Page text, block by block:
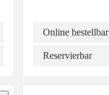
Online bestellbar
Reservierbar